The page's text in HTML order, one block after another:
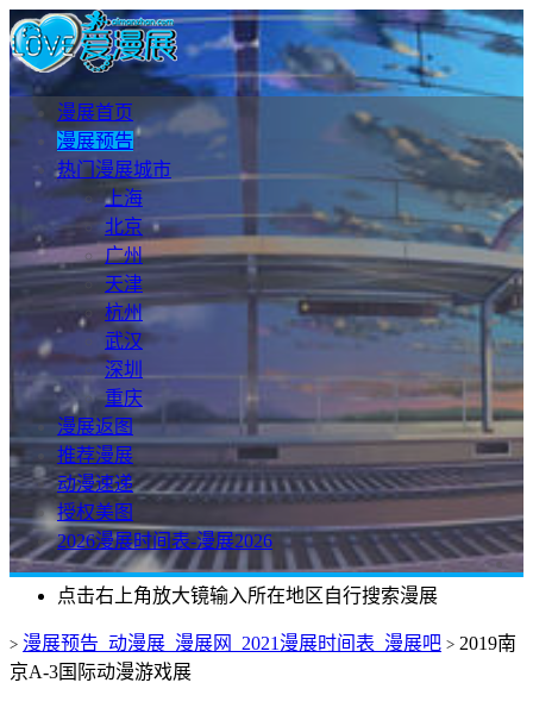
漫展首页
漫展预告
热门漫展城市
上海
北京
广州
天津
杭州
武汉
深圳
重庆
漫展返图
推荐漫展
动漫速递
授权美图
2026漫展时间表-漫展2026
点击右上角放大镜输入所在地区自行搜索漫展
> 漫展预告_动漫展_漫展网_2021漫展时间表_漫展吧 > 2019南
京A-3国际动漫游戏展